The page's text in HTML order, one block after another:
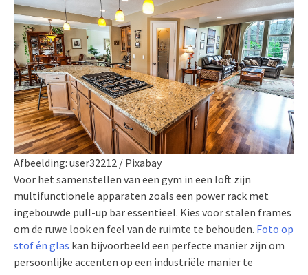
Afbeelding: user32212 / Pixabay
Voor het samenstellen van een gym in een loft zijn
multifunctionele apparaten zoals een power rack met
ingebouwde pull-up bar essentieel. Kies voor stalen frames
om de ruwe look en feel van de ruimte te behouden. Foto op
stof én glas kan bijvoorbeeld een perfecte manier zijn om
persoonlijke accenten op een industriële manier te